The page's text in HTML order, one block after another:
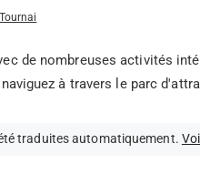
Tournai
de nombreuses activités
à travers le parc
traduites automatiquement.